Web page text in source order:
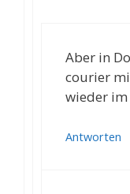
Aber in
courier
wieder im
Antworten